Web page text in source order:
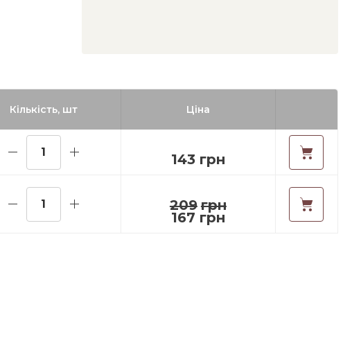
Кількість, шт Ціна
143 грн
209 грн
167 грн